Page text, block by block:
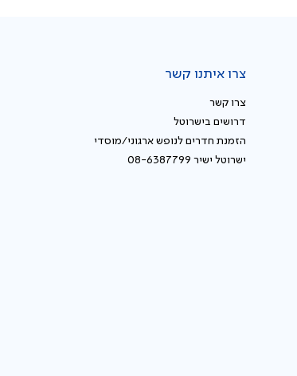
צרו איתנו קשר
צרו קשר
דרושים בישרוטל
הזמנת חדרים לנופש ארגוני/מוסדי
ישרוטל ישיר 08-6387799